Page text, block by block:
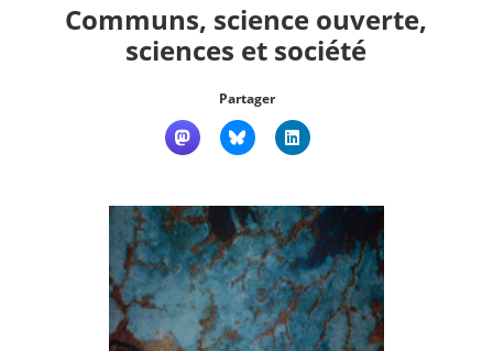
Qui sommes nous ?
Communs, science ouverte,
sciences et société
Partager